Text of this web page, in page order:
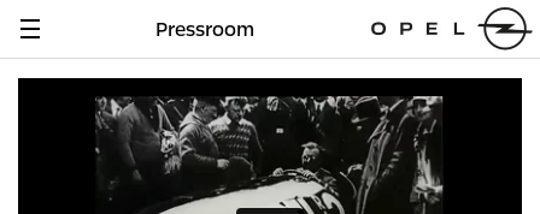
Navigation
Pressroom